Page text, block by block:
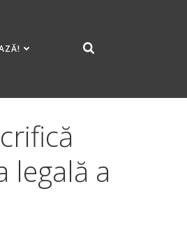
legală a